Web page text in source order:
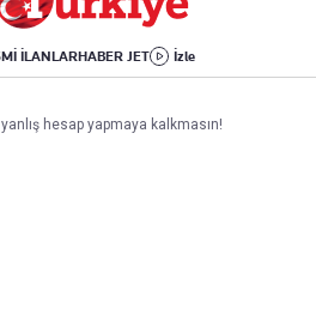
İLANLARHABER JET İzle
hesap yapmaya kalkmasın!